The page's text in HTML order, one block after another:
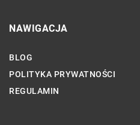
NAWIGACJA
BLOG
POLITYKA PRYWATNOŚCI
REGULAMIN